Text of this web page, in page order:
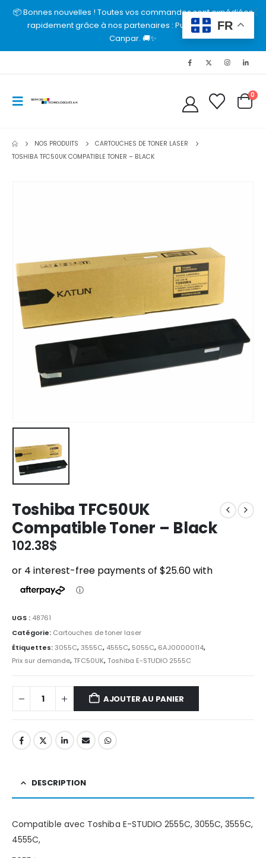
📦 Bonnes nouvelles ! Toutes vos commandes sont expédiées
rapidement grâce à nos partenaires : Purolator, UPS et
Canpar. 🚚✨
0
NOS PRODUITS
CARTOUCHES DE TONER LASER
TOSHIBA TFC50UK COMPATIBLE TONER – BLACK
Toshiba TFC50UK
Compatible Toner – Black
102.38$
UGS : 48761
Catégorie: Cartouches de toner laser
Étiquettes:3055C,3555C, 4555C, 5055C, 6AJ00000114,
Prix sur demande,TFC50UK,Toshiba E-STUDIO 2555C
AJOUTER AU PANIER
DESCRIPTION
Compatible avec Toshiba E-STUDIO 2555C, 3055C, 3555C,
4555C,
FR